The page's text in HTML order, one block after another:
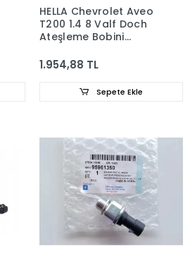
HELLA Chevrolet Aveo
T200 1.4 8 Valf Doch
Ateşleme Bobini
1.954,88 TL
Sepete Ekle